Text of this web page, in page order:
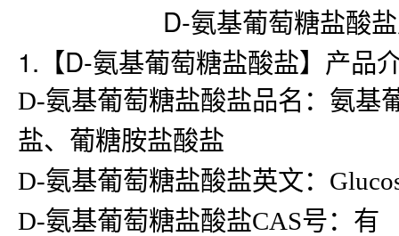
D-氨基葡萄糖盐酸
1.【D-氨基葡萄糖盐酸盐】产品
D-氨基葡萄糖盐酸盐品名：氨基
盐、葡糖胺盐酸盐
D-氨基葡萄糖盐酸盐英文：
D-氨基葡萄糖盐酸盐CAS号：有